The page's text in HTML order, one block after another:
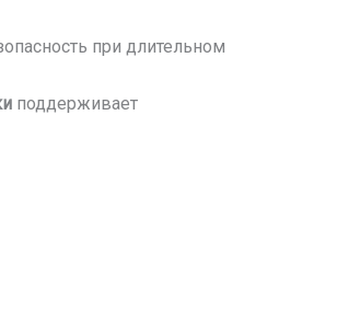
при длительном
поддерживает